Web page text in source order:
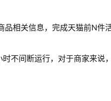
相关信息，完成天猫前N件活
不间断运行，对于商家来说